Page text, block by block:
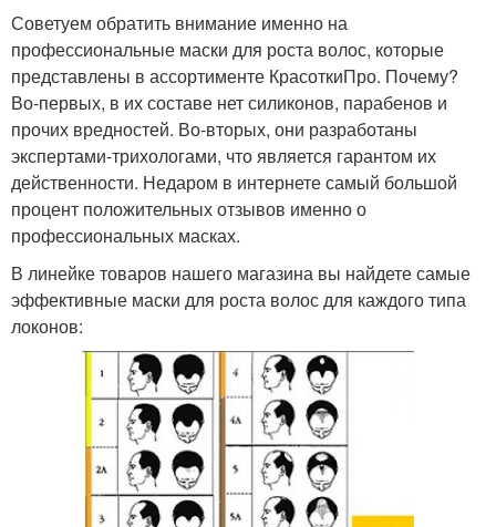
Советуем обратить внимание именно на
профессиональные маски для роста волос, которые
представлены в ассортименте КрасоткиПро. Почему?
Во-первых, в их составе нет силиконов, парабенов и
прочих вредностей. Во-вторых, они разработаны
экспертами-трихологами, что является гарантом их
действенности. Недаром в интернете самый большой
процент положительных отзывов именно о
профессиональных масках.
В линейке товаров нашего магазина вы найдете самые
эффективные маски для роста волос для каждого типа
локонов: